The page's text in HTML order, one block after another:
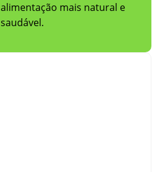
alimentação mais natural e
saudável.